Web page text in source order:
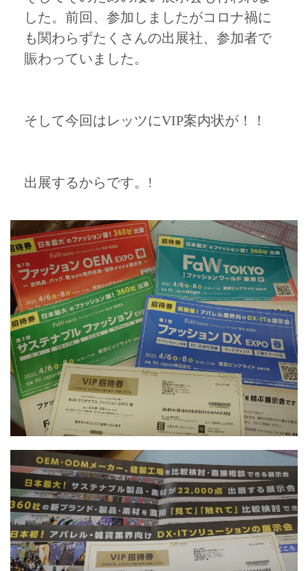
した。前回、参加しましたがコロナ禍に
も関わらずたくさんの出展社、参加者で
賑わっていました。
そして今回はレッツにVIP案内状が！！
出展するからです。!